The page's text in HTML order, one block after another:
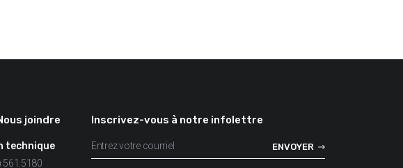
joindre
technique
561.5180
Inscrivez-vous à notre infolettre